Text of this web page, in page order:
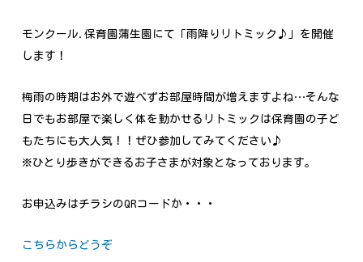
モンクール.保育園蒲生園にて「雨降りリトミック♪」を開催
します！
梅雨の時期はお外で遊べずお部屋時間が増えますよね…そんな
日でもお部屋で楽しく体を動かせるリトミックは保育園の子ど
もたちにも大人気！！ぜひ参加してみてください♪
※ひとり歩きができるお子さまが対象となっております。
お申込みはチラシのQRコードか・・・
こちらからどうぞ